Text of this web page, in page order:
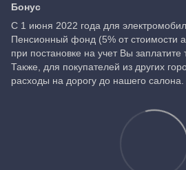
Бонус
С 1 июня 2022 года для
Пенсионный фонд (5% от стоимости
при постановке на учет Вы заплатите
Также, для покупателей из других
расходы на дорогу до нашего салона.